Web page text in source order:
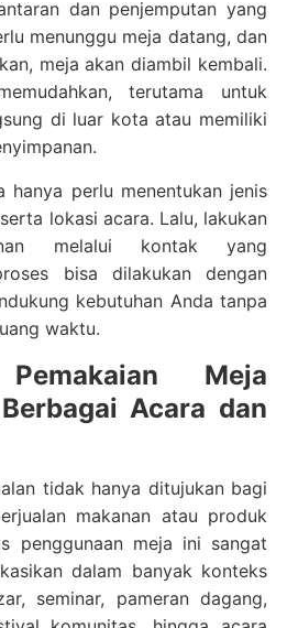
dan penjemputan yang
menunggu meja datang, dan
meja akan diambil kembali.
terutama untuk
di luar kota atau memiliki
hanya perlu menentukan jenis
lokasi acara. Lalu, lakukan
melalui kontak yang
bisa dilakukan dengan
kebutuhan Anda tanpa
waktu.
Meja
Acara dan
tidak hanya ditujukan bagi
makanan atau produk
penggunaan meja ini sangat
dalam banyak konteks
seminar, pameran dagang,